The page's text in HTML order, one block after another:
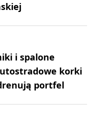
i spalone
korki
portfel